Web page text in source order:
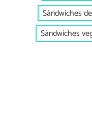
Sándwiches
Sándwiches